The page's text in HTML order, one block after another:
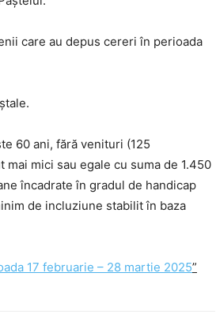
care au depus cereri în perioada
60 ani, fără venituri (125
mici sau egale cu suma de 1.450
încadrate în gradul de handicap
de incluziune stabilit în baza
17 februarie – 28 martie 2025”